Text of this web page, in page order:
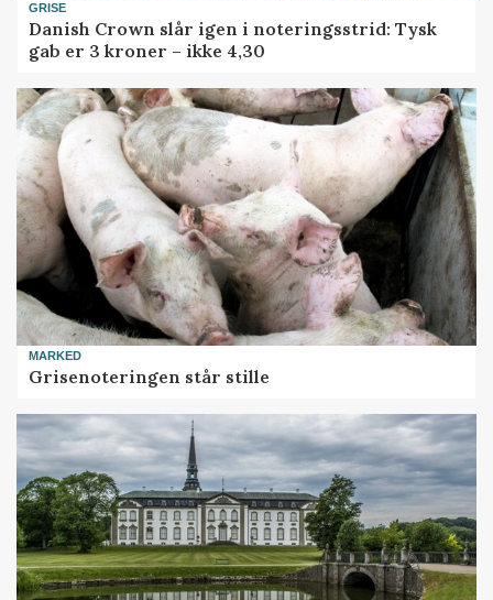
GRISE
Danish Crown slår igen i noteringsstrid: Tysk
gab er 3 kroner – ikke 4,30
MARKED
Grisenoteringen står stille